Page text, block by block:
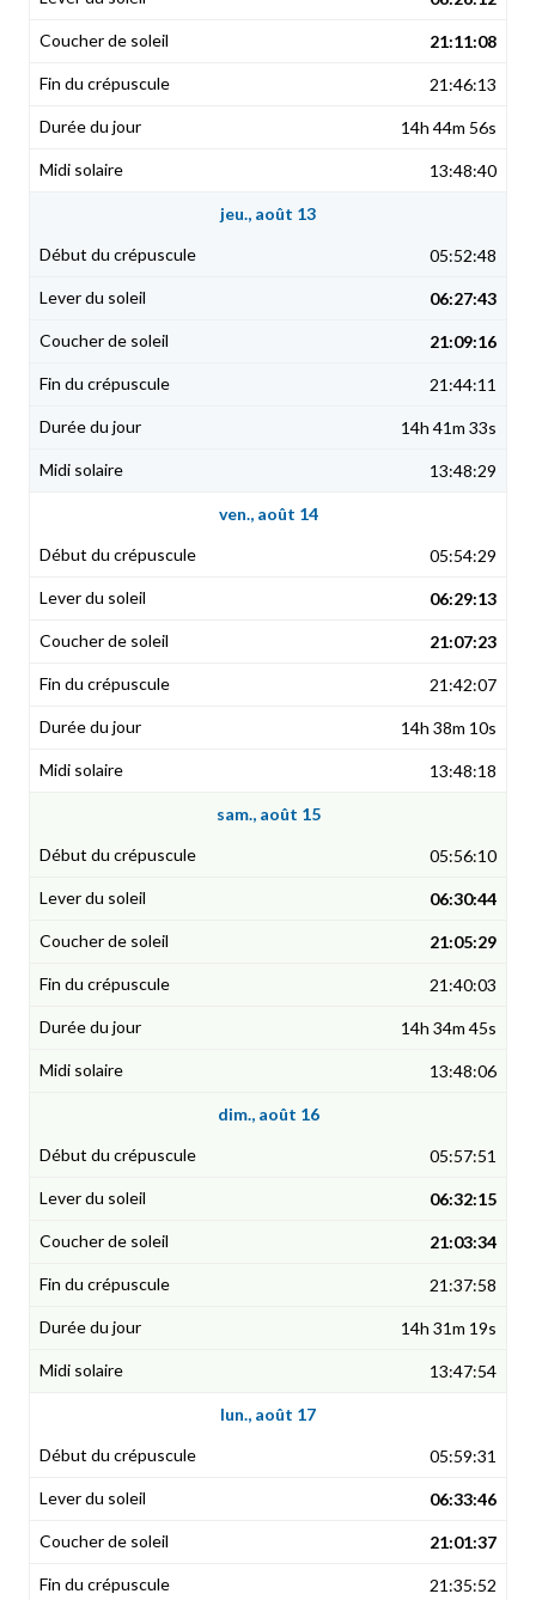
21:11:08
21:46:13
14h 44m 56s
13:48:40
jeu., août 13
05:52:48
06:27:43
21:09:16
21:44:11
14h 41m 33s
13:48:29
ven., août 14
05:54:29
06:29:13
21:07:23
21:42:07
14h 38m 10s
13:48:18
sam., août 15
05:56:10
06:30:44
21:05:29
21:40:03
14h 34m 45s
13:48:06
dim., août 16
05:57:51
06:32:15
21:03:34
21:37:58
14h 31m 19s
13:47:54
lun., août 17
05:59:31
06:33:46
21:01:37
21:35:52